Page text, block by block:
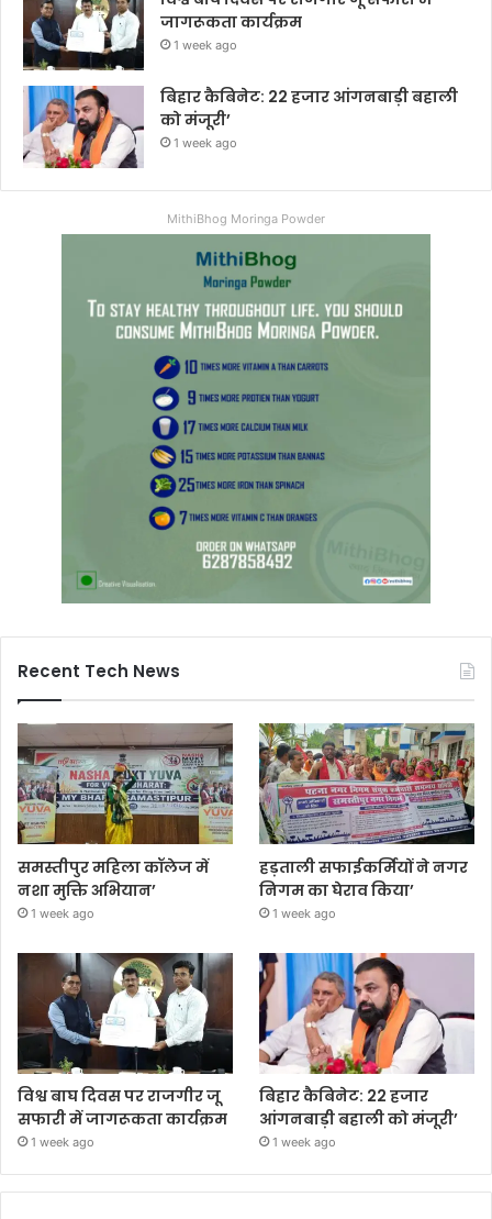
जागरूकता कार्यक्रम
1 week ago
बिहार कैबिनेट: 22 हजार आंगनबाड़ी बहाली
को मंजूरी’
1 week ago
MithiBhog Moringa Powder
Recent Tech News
समस्तीपुर महिला कॉलेज में
नशा मुक्ति अभियान’
1 week ago
हड़ताली सफाईकर्मियों ने नगर
निगम का घेराव किया’
1 week ago
विश्व बाघ दिवस पर राजगीर जू
सफारी में जागरूकता कार्यक्रम
1 week ago
बिहार कैबिनेट: 22 हजार
आंगनबाड़ी बहाली को मंजूरी’
1 week ago